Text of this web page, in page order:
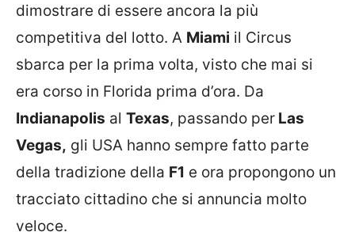
dimostrare di essere ancora la più
competitiva del lotto. A Miami il Circus
sbarca per la prima volta, visto che mai si
era corso in Florida prima d’ora. Da
Indianapolis al Texas, passando per Las
Vegas, gli USA hanno sempre fatto parte
della tradizione della F1 e ora propongono un
tracciato cittadino che si annuncia molto
veloce.